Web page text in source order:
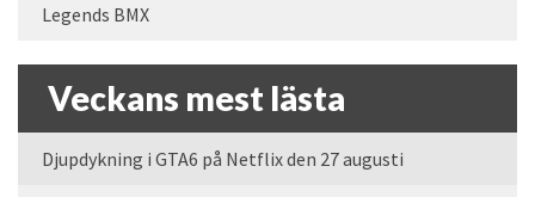
Legends BMX
Veckans mest lästa
Djupdykning i GTA6 på Netflix den 27 augusti